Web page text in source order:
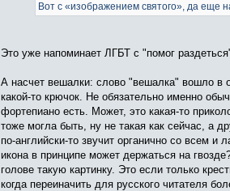
Вот с «изображением святого», да еще
Это уже напоминает ЛГБТ с "помог
А насчет вешалки: слово "вешалка" вошло в
какой-то крючок. Не обязательно именно
фортепиано есть. Может, это какая-то
тоже могла быть, ну не такая как сейчас, а
по-английски-то звучит органично со всем и
икона в принципе может держаться на
голове такую картинку. Это если только
когда переиначить для русского читателя